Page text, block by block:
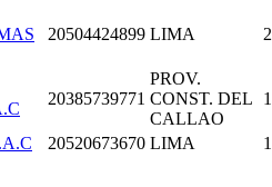
20504424899 LIMA
20385739771
PROV.
CONST. DEL
CALLAO
20520673670 LIMA